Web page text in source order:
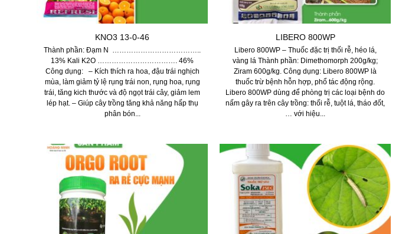
KNO3 13-0-46
Thành phần: Đạm N ………………………………..
13% Kali K2O ……………………………. 46%
Công dụng: – Kích thích ra hoa, đậu trái nghịch
mùa, làm giảm tỷ lệ rụng trái non, rụng hoa, rụng
trái, tăng kich thước và độ ngọt trái cây, giảm lem
lép hạt. – Giúp cây trồng tăng khả năng hấp thụ
phân bón...
LIBERO 800WP
Libero 800WP – Thuốc đặc trị thối rễ, héo lá,
vàng lá Thành phần: Dimethomorph 200g/kg;
Ziram 600g/kg. Công dụng: Libero 800WP là
thuốc trừ bệnh hỗn hợp, phổ tác động rộng.
Libero 800WP dùng để phòng trị các loại bệnh do
nấm gây ra trên cây trồng: thối rễ, tuột lá, tháo đốt,
… với hiệu...